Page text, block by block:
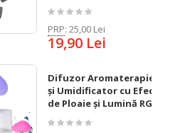
PRP: 25,00 Lei
19,90 Lei
Difuzor Aromaterapie
și Umidificator cu Efect
de Ploaie și Lumină RGB